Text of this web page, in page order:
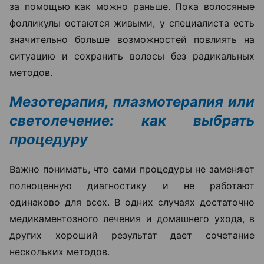
за помощью как можно раньше. Пока волосяные
фолликулы остаются живыми, у специалиста есть
значительно больше возможностей повлиять на
ситуацию и сохранить волосы без радикальных
методов.
Мезотерапия, плазмотерапия или
светолечение: как выбрать
процедуру
Важно понимать, что сами процедуры не заменяют
полноценную диагностику и не работают
одинаково для всех. В одних случаях достаточно
медикаментозного лечения и домашнего ухода, в
других хороший результат дает сочетание
нескольких методов.